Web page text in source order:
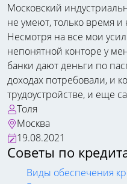
Московский
не умеют, только время
Несмотря на все мои
непонятной конторе у
банки дают деньги по
доходах потребовали, и
трудоустройстве, и еще
Толя
Москва
19.08.2021
Советы по
Виды обеспечения